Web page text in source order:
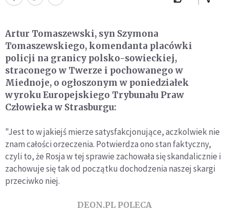
Artur Tomaszewski, syn Szymona
Tomaszewskiego, komendanta placówki
policji na granicy polsko-sowieckiej,
straconego w Twerze i pochowanego w
Miednoje, o ogłoszonym w poniedziałek
wyroku Europejskiego Trybunału Praw
Człowieka w Strasburgu:
"Jest to w jakiejś mierze satysfakcjonujące, aczkolwiek nie
znam całości orzeczenia. Potwierdza ono stan faktyczny,
czyli to, że Rosja w tej sprawie zachowała się skandalicznie i
zachowuje się tak od początku dochodzenia naszej skargi
przeciwko niej.
DEON.PL POLECA